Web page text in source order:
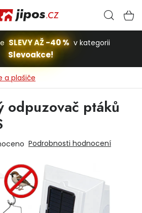
SLEVY AŽ -40 % v kategorii
Slevoakce!
a plašiče
odpuzovač ptáků
Podrobnosti hodnocení